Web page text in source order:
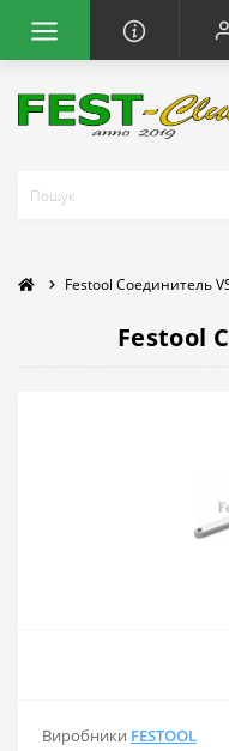
Festool Соединитель
Festool
Виробники FESTOOL